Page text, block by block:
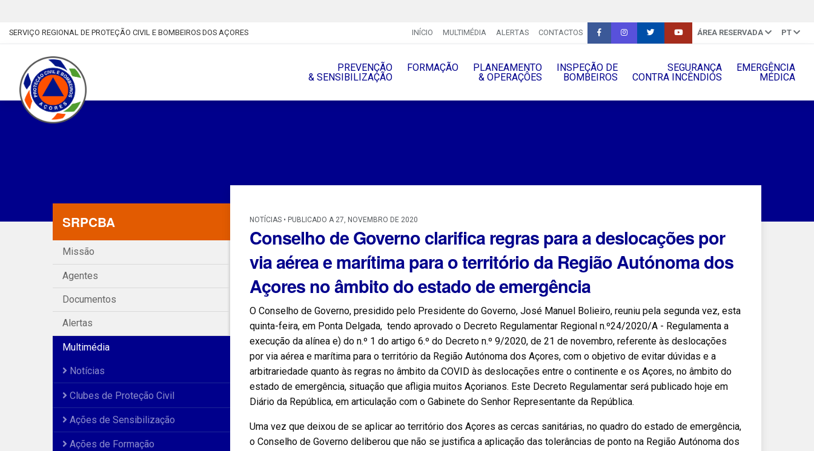
SERVIÇO REGIONAL DE PROTEÇÃO CIVIL E BOMBEIROS DOS AÇORES INÍCIO MULTIMÉDIA ALERTAS CONTACTOS ÁREA RESERVADA PT
PREVENÇÃO
& SENSIBILIZAÇÃO
FORMAÇÃO
PLANEAMENTO
& OPERAÇÔES
INSPEÇÃO DE
BOMBEIROS
SEGURANÇA
CONTRA INCÊNDIOS
EMERGÊNCIA
MÉDICA
SRPCBA
Missão
Agentes
Documentos
Alertas
Multimédia
Notícias
Clubes de Proteção Civil
Ações de Sensibilização
Ações de Formação
NOTÍCIAS • PUBLICADO A 27, NOVEMBRO DE 2020
Conselho de Governo clarifica regras para a deslocações por
via aérea e marítima para o território da Região Autónoma dos
Açores no âmbito do estado de emergência
O Conselho de Governo, presidido pelo Presidente do Governo, José Manuel Bolieiro, reuniu pela segunda vez, esta
quinta-feira, em Ponta Delgada, tendo aprovado o Decreto Regulamentar Regional n.º24/2020/A - Regulamenta a
execução da alínea e) do n.º 1 do artigo 6.º do Decreto n.º 9/2020, de 21 de novembro, referente às deslocações
por via aérea e marítima para o território da Região Autónoma dos Açores, com o objetivo de evitar dúvidas e a
arbitrariedade quanto às regras no âmbito da COVID às deslocações entre o continente e os Açores, no âmbito do
estado de emergência, situação que afligia muitos Açorianos. Este Decreto Regulamentar será publicado hoje em
Diário da República, em articulação com o Gabinete do Senhor Representante da República.
Uma vez que deixou de se aplicar ao território dos Açores as cercas sanitárias, no quadro do estado de emergência,
o Conselho de Governo deliberou que não se justifica a aplicação das tolerâncias de ponto na Região Autónoma dos